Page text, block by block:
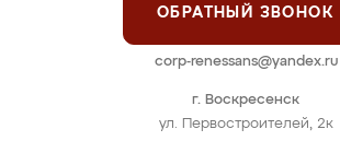
г. Воскресенск
ул. Первостроителей, 2к
ОБРАТНЫЙ ЗВОНОК
corp-renessans@yandex.ru